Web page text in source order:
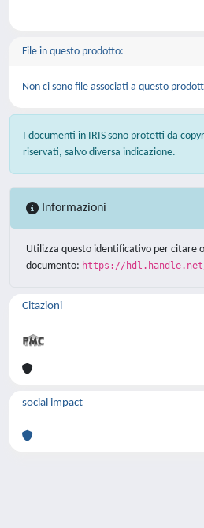
File in questo prodotto:
Non ci sono file associati a questo
I documenti in IRIS sono protetti da
riservati, salvo diversa indicazione.
Informazioni
Utilizza questo identificativo per citare
documento: https://hdl.handle.net/
Citazioni
social impact